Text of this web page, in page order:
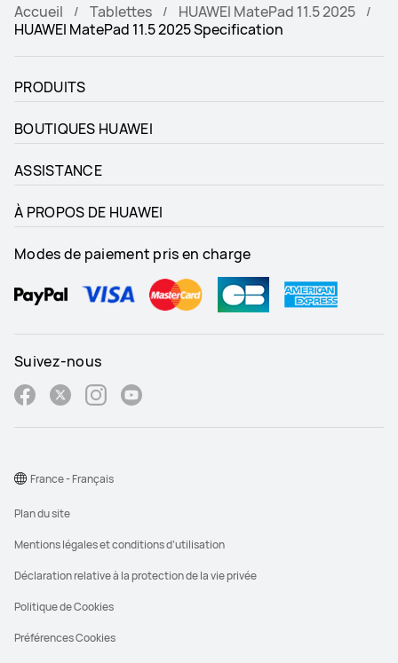
Accueil Tablettes
HUAWEI MatePad 11.5 2025
HUAWEI MatePad 11.5 2025 Specification
PRODUITS
BOUTIQUES HUAWEI
ASSISTANCE
À PROPOS DE HUAWEI
Modes de paiement pris en charge
Suivez-nous
Plan du site
Mentions légales et conditions d’utilisation
Déclaration relative à la protection de la vie privée
Politique de Cookies
Préférences Cookies
France - Français